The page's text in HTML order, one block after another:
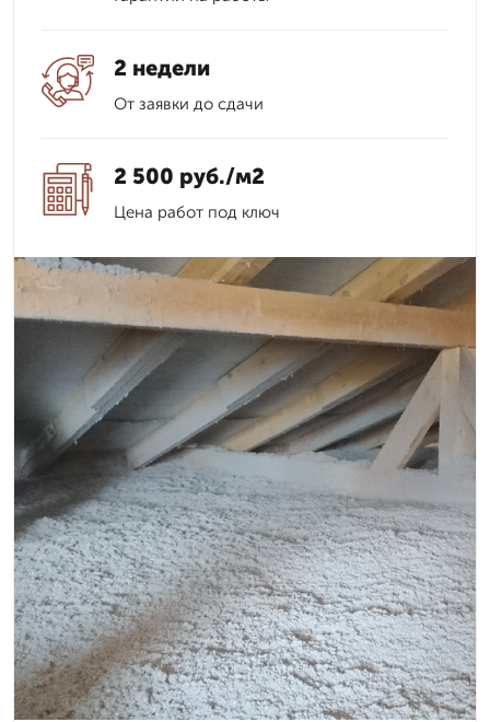
2 недели
От заявки до сдачи
2 500 руб./м2
Цена работ под ключ